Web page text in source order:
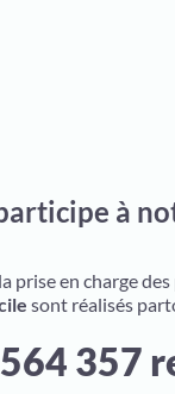
à
prise en charge
sont réalisés
564 357